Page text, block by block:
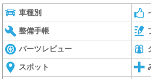
車種別
整備手帳
パーツレビュー
スポット